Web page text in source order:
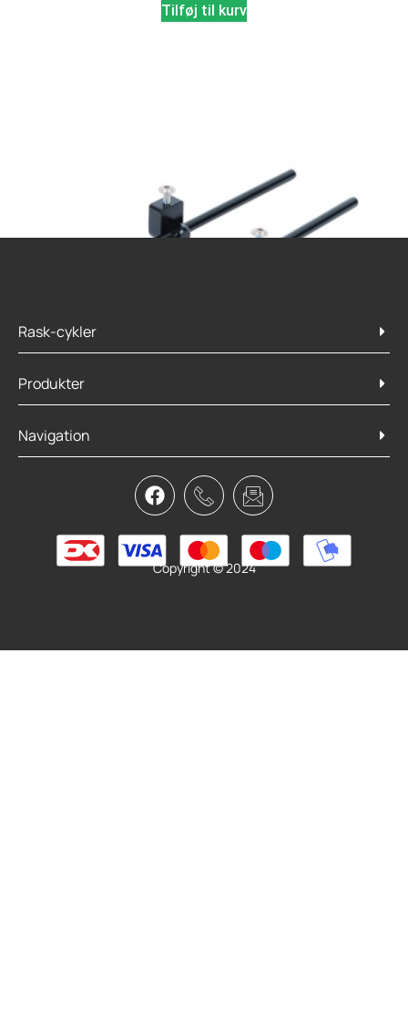
Tilføj til kurv
Bagagebærer Extender 300mm
79,95 kr.
Tilføj til kurv
Rask-cykler
Produkter
Navigation
Copyright © 2024